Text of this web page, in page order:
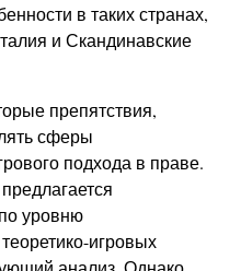
в таких странах,
и Скандинавские
препятствия,
сферы
подхода в праве.
уровню
игровых